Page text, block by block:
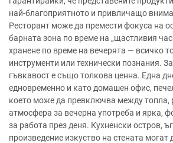
най-благоприятното и привличащо
Ресторант може да премести фокуса на
барната зона по време на „щастливия
хранене по време на вечерята — всичко
инструменти или технически познания.
гъвкавост е също толкова ценна. Една
едновременно и като домашен офис,
което може да превключва между топла,
атмосфера за вечерна употреба и ярка,
за работа през деня. Кухненски остров,
произведение изкуство на стената могат